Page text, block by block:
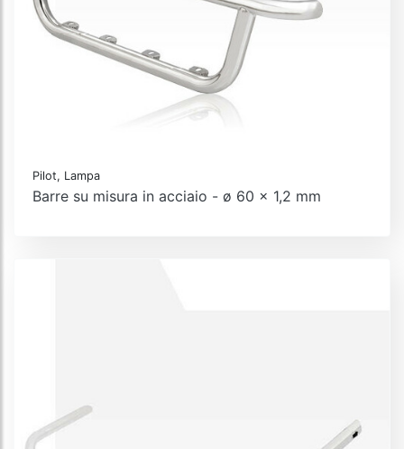
Pilot, Lampa
Barre su misura in acciaio - ø 60 x 1,2 mm